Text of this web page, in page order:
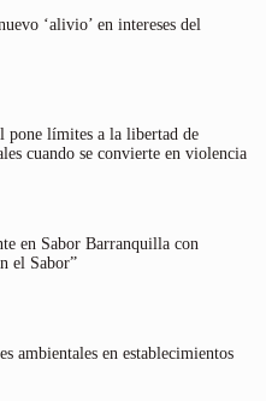
‘alivio’ en intereses del
pone límites a la libertad de
cuando se convierte en violencia
en Sabor Barranquilla con
el Sabor”
ambientales en establecimientos